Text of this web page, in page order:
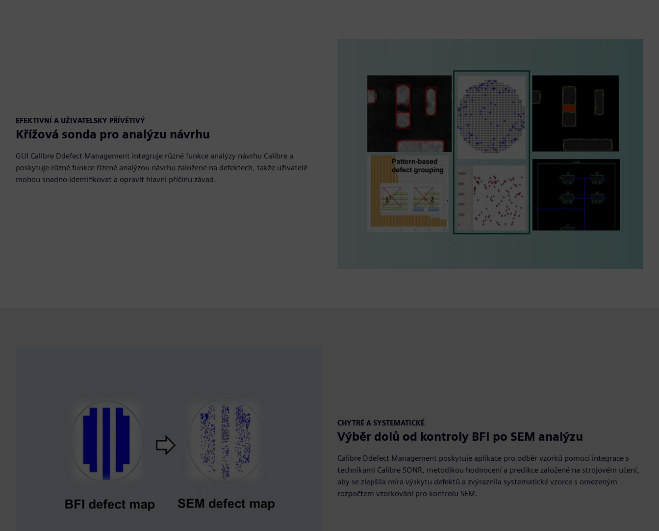
EFEKTIVNÍ A UŽIVATELSKY PŘÍVĚTIVÝ
Křížová sonda pro analýzu návrhu
GUI Calibre Ddefect Management integruje různé funkce analýzy návrhu Calibre a
poskytuje různé funkce řízené analýzou návrhu založené na defektech, takže uživatelé
mohou snadno identifikovat a opravit hlavní příčinu závad.
CHYTRÉ A SYSTEMATICKÉ
Výběr dolů od kontroly BFI po SEM analýzu
Calibre Ddefect Management poskytuje aplikace pro odběr vzorků pomocí integrace s
technikami Calibre SONR, metodikou hodnocení a predikce založené na strojovém učení,
aby se zlepšila míra výskytu defektů a zvýraznila systematické vzorce s omezeným
rozpočtem vzorkování pro kontrolu SEM.